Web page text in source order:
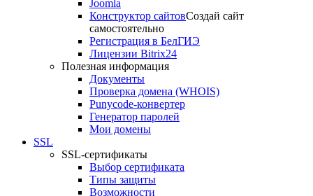
Joomla
Конструктор сайтовСоздай сайт
самостоятельно
Регистрация в БелГИЭ
Лицензии Bitrix24
Полезная информация
Документы
Проверка домена (WHOIS)
Punycode-конвертер
Генератор паролей
Мои домены
SSL
SSL-сертификаты
Выбор сертификата
Типы защиты
Возможности